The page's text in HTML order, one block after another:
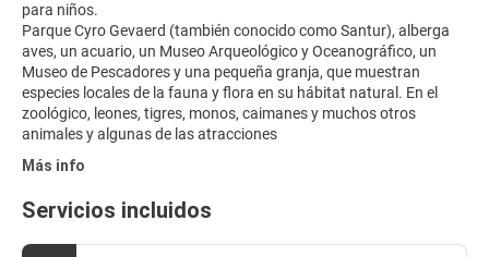
para niños.
Parque Cyro Gevaerd (también conocido como Santur), alberga
aves, un acuario, un Museo Arqueológico y Oceanográfico, un
Museo de Pescadores y una pequeña granja, que muestran
especies locales de la fauna y flora en su hábitat natural. En el
zoológico, leones, tigres, monos, caimanes y muchos otros
animales y algunas de las atracciones
Más info
Servicios incluidos